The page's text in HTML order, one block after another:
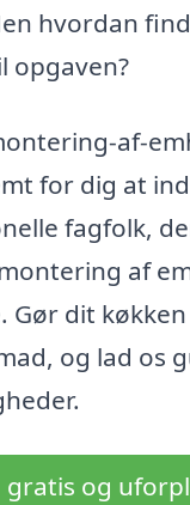
hvordan
opgaven?
af-
for dig at
fagfolk,
af
Gør dit
og lad os
gratis og